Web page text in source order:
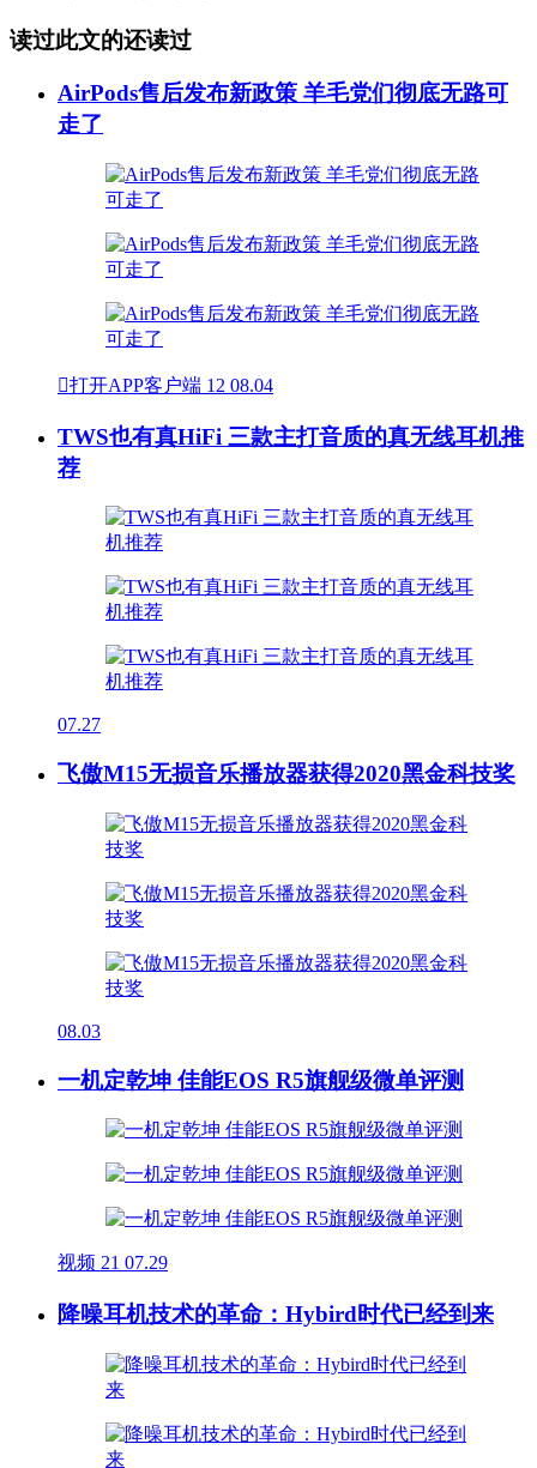
读过此文的还读过
AirPods售后发布新政策 羊毛党们彻底无路可
走了
打开APP客户端 12 08.04
TWS也有真HiFi 三款主打音质的真无线耳机推
荐
07.27
飞傲M15无损音乐播放器获得2020黑金科技奖
08.03
一机定乾坤 佳能EOS R5旗舰级微单评测
视频 21 07.29
降噪耳机技术的革命：Hybird时代已经到来